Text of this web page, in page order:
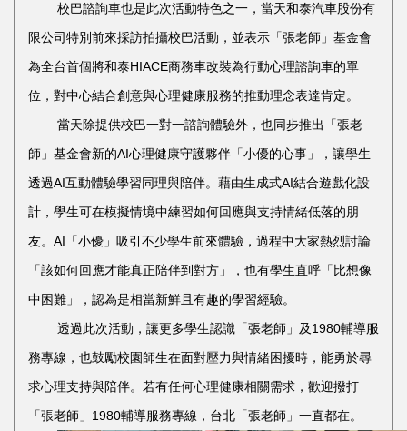
校巴諮詢車也是此次活動特色之一，當天和泰汽車股份有
限公司特別前來採訪拍攝校巴活動，並表示「張老師」基金會
為全台首個將和泰HIACE商務車改裝為行動心理諮詢車的單
位，對中心結合創意與心理健康服務的推動理念表達肯定。
當天除提供校巴一對一諮詢體驗外，也同步推出「張老
師」基金會新的AI心理健康守護夥伴「小優的心事」，讓學生
透過AI互動體驗學習同理與陪伴。藉由生成式AI結合遊戲化設
計，學生可在模擬情境中練習如何回應與支持情緒低落的朋
友。AI「小優」吸引不少學生前來體驗，過程中大家熱烈討論
「該如何回應才能真正陪伴到對方」，也有學生直呼「比想像
中困難」，認為是相當新鮮且有趣的學習經驗。
透過此次活動，讓更多學生認識「張老師」及1980輔導服
務專線，也鼓勵校園師生在面對壓力與情緒困擾時，能勇於尋
求心理支持與陪伴。若有任何心理健康相關需求，歡迎撥打
「張老師」1980輔導服務專線，台北「張老師」一直都在。